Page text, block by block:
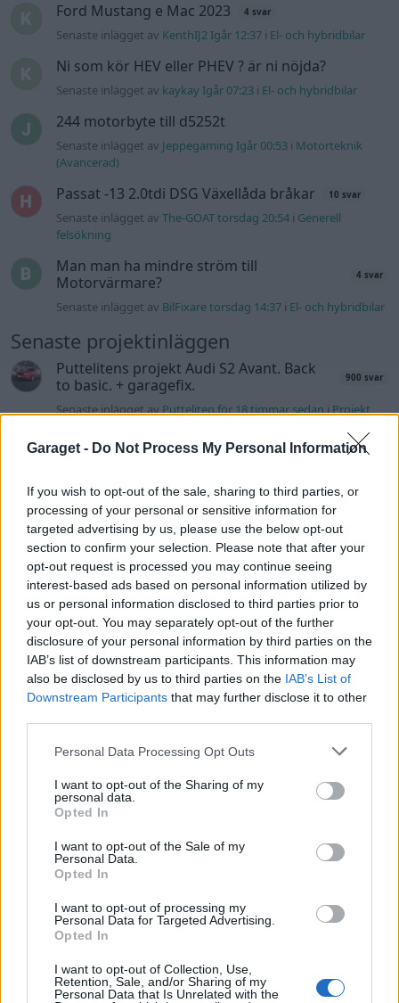
Garaget - Do Not Process My Personal Information
If you wish to opt-out of the sale, sharing to third parties, or
processing of your personal or sensitive information for
targeted advertising by us, please use the below opt-out
section to confirm your selection. Please note that after your
opt-out request is processed you may continue seeing
interest-based ads based on personal information utilized by
us or personal information disclosed to third parties prior to
your opt-out. You may separately opt-out of the further
disclosure of your personal information by third parties on the
IAB’s list of downstream participants. This information may
also be disclosed by us to third parties on the IAB’s List of
Downstream Participants that may further disclose it to other
Personal Data Processing Opt Outs
I want to opt-out of the Sharing of my
personal data.
Opted In
I want to opt-out of the Sale of my
Personal Data.
Opted In
I want to opt-out of processing my
Personal Data for Targeted Advertising.
Opted In
I want to opt-out of Collection, Use,
Retention, Sale, and/or Sharing of my
Personal Data that Is Unrelated with the
Ford Mustang e Mac 2023 4 svar
Senaste inlägget av KenthIJ2 Igår 12:37 i El- och hybridbilar
Ni som kör HEV eller PHEV ? är ni nöjda?
Senaste inlägget av kaykay Igår 07:23 i El- och hybridbilar
244 motorbyte till d5252t
Senaste inlägget av Jeppegaming Igår 00:53 i Motorteknik
(Avancerad)
Passat -13 2.0tdi DSG Växellåda bråkar 10 svar
Senaste inlägget avThe-GOAT torsdag 20:54 i Generell
felsökning
Man man ha mindre ström till
Motorvärmare?
4 svar
Senaste inlägget av BilFixare torsdag 14:37 i El- och hybridbilar
Senaste projektinläggen
Puttelitens projekt Audi S2 Avant. Back
to basic. + garagefix.
900 svar
Senaste inlägget avPutteliten för 18 timmar sedaniProjekt
Volkswagen Golf MK4 v6 4motion OEM++
med JDM inspiration.
14 svar
Manta b som ska räddas (kaross eller
delar sökes)
Senaste inlägget avTyfors torsdag 23:25iProjekt
Huggern goes big block with 427 ZL-1! 551 svar
Senaste inlägget avhugger69 torsdag 23:01iProjekt
Camaro som bruksbil?! 57 svar
Senaste inlägget av Ev_volvo142 torsdag 22:10iProjekt
Volkswagen split bus t1 1962 2559 svar
Senaste inlägget avDr_snuggels torsdag 21:09iProjekt
Golf Mk2 16v Turbo 137 svar
Vw 1956 oval prosjekt
Volvo 245 ?Turbo?
Senaste inlägget av
Renovering av en Honda Civic Aerodeck
VTi
Nyaste forumtrådarna